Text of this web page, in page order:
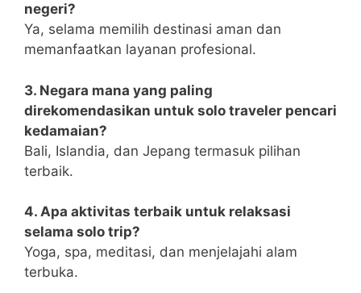
negeri?
Ya, selama memilih destinasi aman dan
memanfaatkan layanan profesional.
3. Negara mana yang paling
direkomendasikan untuk solo traveler pencari
kedamaian?
Bali, Islandia, dan Jepang termasuk pilihan
terbaik.
4. Apa aktivitas terbaik untuk relaksasi
selama solo trip?
Yoga, spa, meditasi, dan menjelajahi alam
terbuka.